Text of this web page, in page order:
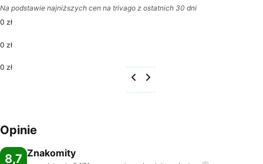
Na podstawie najniższych cen na trivago z ostatnich 30 dni
0 zł
0 zł
0 zł
Opinie
8,7 Znakomity